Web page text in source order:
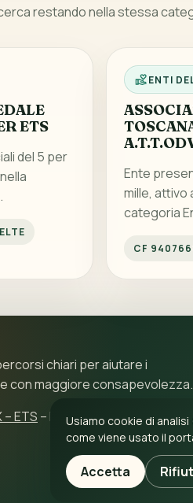
restando nella stessa
ETS
del 5 per
ENTI
Ente
mille, attivo
categoria
CF
chiari per aiutare i
con maggiore consapevolezza.
ETS – P.IVA 11897790017 – C.F.
Usiamo cookie di
come viene usato il
Accetta